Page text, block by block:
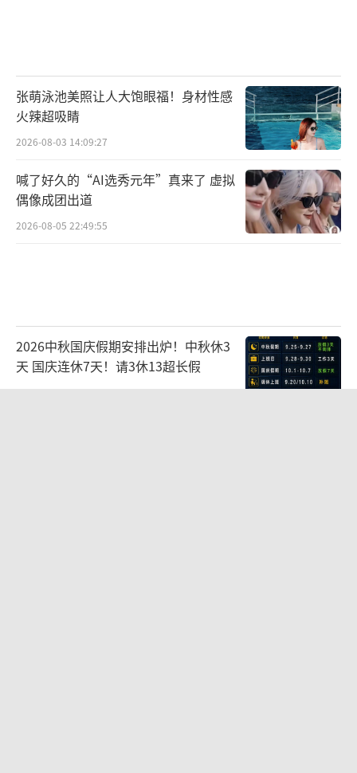
陈宝国饰演的沈砚，是蒲城卫所千户，武
举出身却深陷官场积习。他好大喜功、嫉贤妒
能，代表腐朽的官僚体系，与实干派的关山戟
张萌泳池美照让人大饱眼福！身材性感
火辣超吸睛
2026-08-03 14:09:27
喊了好久的“AI选秀元年”真来了 虚拟
偶像成团出道
2026-08-05 22:49:55
2026中秋国庆假期安排出炉！中秋休3
天 国庆连休7天！请3休13超长假
2026-08-05 08:41:43